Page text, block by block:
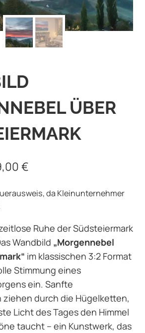
ÜBER
€
da Kleinunternehmer
Ruhe der Südsteiermark
Wandbild „Morgennebel
im klassischen 3:2 Format
Stimmung eines
ein. Sanfte
ziehen durch die Hügelketten,
Licht des Tages den Himmel
taucht – ein Kunstwerk, das